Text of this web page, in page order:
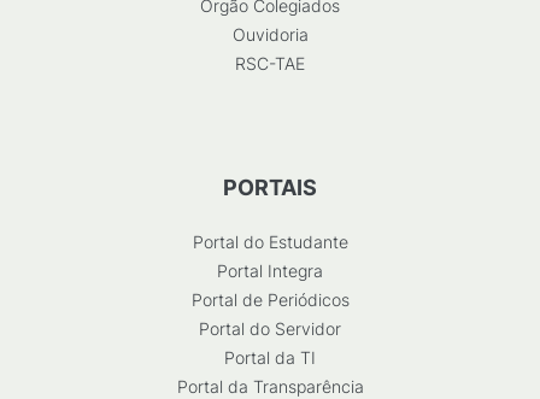
Órgão Colegiados
Ouvidoria
RSC-TAE
PORTAIS
Portal do Estudante
Portal Integra
Portal de Periódicos
Portal do Servidor
Portal da TI
Portal da Transparência